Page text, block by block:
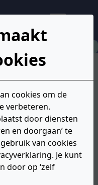
voor
De behandeling bij
cookies om de
verbeteren.
door diensten
en doorgaan’ te
van cookies
Je kunt
door op ‘zelf